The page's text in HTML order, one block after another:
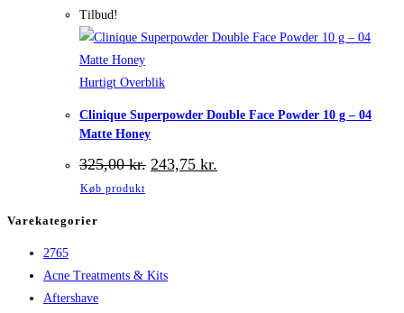
Tilbud!
Hurtigt Overblik
Clinique Superpowder Double Face Powder 10 g – 04
Matte Honey
325,00kr. Den
oprindelige
243,75 kr.
aktuelle
Køb produkt
Varekategorier
2765
Acne Treatments & Kits
Aftershave